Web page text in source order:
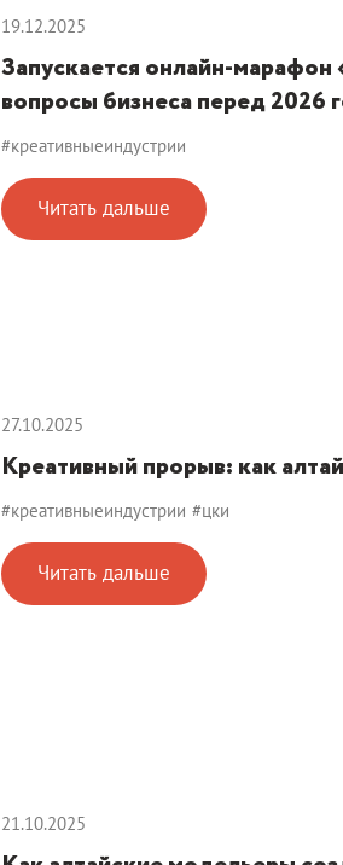
19.12.2025
Запускается онлайн-
вопросы бизнеса перед 2026
#креативныеиндустрии
Читать дальше
27.10.2025
Креативный прорыв: как
#креативныеиндустрии #цки
Читать дальше
21.10.2025